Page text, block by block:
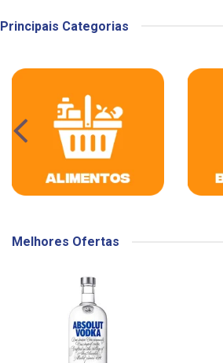
Principais Categorias
Melhores Ofertas